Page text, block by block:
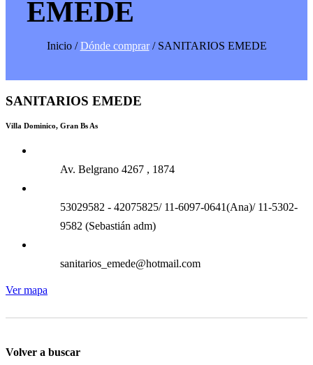
EMEDE
Inicio /Dónde comprar/ SANITARIOS EMEDE
SANITARIOS EMEDE
Villa Dominico, Gran Bs As
Av. Belgrano 4267 , 1874
53029582 - 42075825/ 11-6097-0641(Ana)/ 11-5302-
9582 (Sebastián adm)
sanitarios_emede@hotmail.com
Ver mapa
Volver a buscar